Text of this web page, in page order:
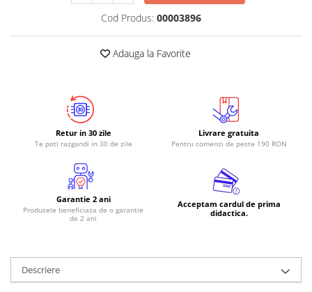
LCD
RS-232
Telecomenzi
Antene
Cod Produs: 00003896
Adauga la Favorite
Retur in 30 zile
Te poti razgandi in 30 de zile
Livrare gratuita
Pentru comenzi de peste 190 RON
Garantie 2 ani
Produsele beneficiaza de o garantie
de 2 ani
Acceptam cardul de prima
didactica.
Descriere